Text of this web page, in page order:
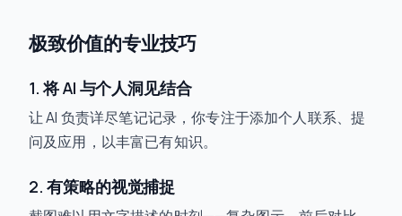
极致价值的专业技巧
1. 将 AI 与个人洞见结合
让 AI 负责详尽笔记记录，你专注于添加个人联系、提
问及应用，以丰富已有知识。
2. 有策略的视觉捕捉